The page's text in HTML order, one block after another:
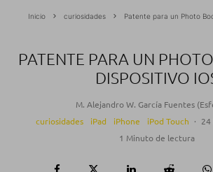
Inicio curiosidades Patente para un Photo
PATENTE PARA UN
DISPOSITIVO
M. Alejandro W. García Fuentes
curiosidades
iPad iPhone iPod Touch ·
1 Minuto de lectura